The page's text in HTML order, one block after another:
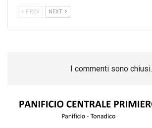
PREV NEXT
I commenti sono chiusi.